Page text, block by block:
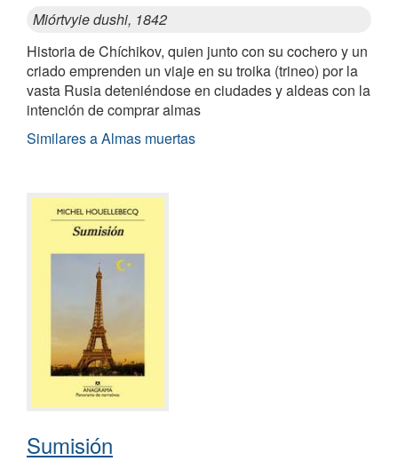
Miórtvyie dushi, 1842
Historia de Chíchikov, quien junto con su cochero y un
criado emprenden un viaje en su troika (trineo) por la
vasta Rusia deteniéndose en ciudades y aldeas con la
intención de comprar almas
Similares a Almas muertas
Sumisión